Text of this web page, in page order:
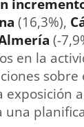
(16,3%),
(-
en la
exposición
una